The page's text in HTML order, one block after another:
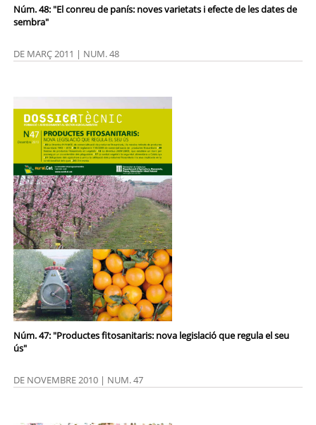
Núm. 48: "El conreu de panís: noves varietats i efecte de les dates de
sembra"
DE MARÇ 2011 | NUM. 48
Núm. 47: "Productes fitosanitaris: nova legislació que regula el seu
ús"
DE NOVEMBRE 2010 | NUM. 47